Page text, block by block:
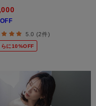
5.0 (2件)
らに10%OFF